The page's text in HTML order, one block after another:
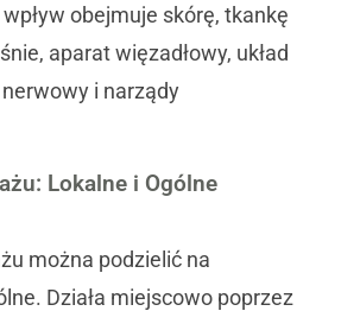
obejmuje skórę, tkankę
aparat więzadłowy, układ
nerwowy i narządy
Lokalne i Ogólne
można podzielić na
Działa miejscowo poprzez